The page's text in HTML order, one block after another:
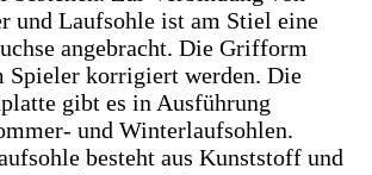
und Laufsohle ist am Stiel eine
angebracht. Die Grifform
Spieler korrigiert werden. Die
gibt es in Ausführung
und Winterlaufsohlen.
besteht aus Kunststoff und